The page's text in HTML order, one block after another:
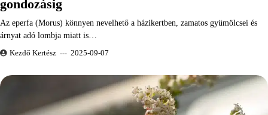
gondozásig
Az eperfa (Morus) könnyen nevelhető a házikertben, zamatos gyümölcsei és
árnyat adó lombja miatt is…
Kezdő Kertész 2025-09-07